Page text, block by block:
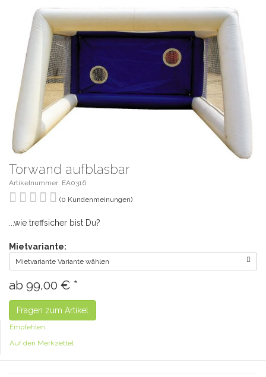
Torwand aufblasbar
Artikelnummer: EA0316
(0 Kundenmeinungen)
...wie treffsicher bist Du?
Mietvariante:
Mietvariante Variante wählen
ab 99,00 € *
Fragen zum Artikel
Empfehlen
Auf den Merkzettel